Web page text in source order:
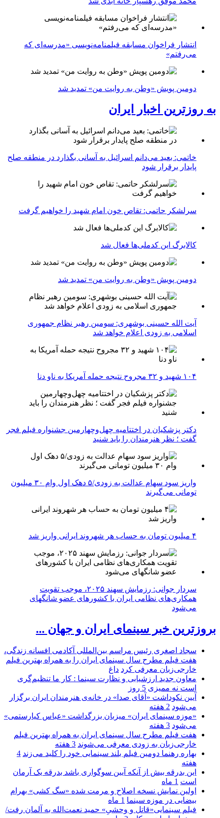
انتشار فراخوان مسابقه فیلمنامه‌نویسی «مدرسه‌ای که
می‌رفتم»
دومین پویش «وطن به روایت من» تمدید شد
به روزترین اخبار ایران
خاتمی: بعید می‌دانم اسرائیل به آسانی بگذارد در منطقه صلح
پایدار برقرار شود
سرلشکر حاتمی: تقاص خون امام شهید را خواهیم گرفت
کالابرگ این کدملی‌ها فعال شد
دومین پویش «وطن به روایت من» تمدید شد
آیت الله حسینی بوشهری: سومین رهبر نظام جمهوری
اسلامی به زودی اعلام خواهد شد
۱۰۴ شهید و ۳۲ مجروح نتیجه حمله آمریکا به ناو دنا
دکتر پزشکیان در اختتامیه چهل‌وچهارمین جشنواره فیلم فجر
گفت ؛ نظر هنرمندان را باید شنید
واریز سود سهام عدالت به زودی/۵ دهک اول وام ۳۰ میلیون
تومانی می‌گیرند
۴ میلیون تومان به حساب هر شهروند ایرانی واریز شد
سردار جوانی: رزمایش سهند ۲۰۲۵، موجب تقویت
همکاری‌های نظامی ایران با کشور‌های عضو شانگهای
می‌شود
بروزترین خبر سینمای ایران و جهان ...
سجاد اصغری رئیس مراسم بین‌المللی آکادمی افسانه زندگی،
هفت فیلم مطرح سال سینمای ایران را به همراه بهترین فیلم
خارجی‌زبان معرفی کرد داغ
معاون جدید ارزشیابی و نظارت سینما : کار ما تنظیم‌گری
است نه ممیزی 5 روز
آیین نکوداشت «آقای صدا» در خانه‌ی هنرمندان ایران برگزار
می‌شود 2 هفته
«موزه سینمای ایران» میزبان بزرگداشت «عباس کیارستمی»
می‌شود 3 هفته
هفت فیلم مطرح سال سینمای ایران به همراه بهترین فیلم
خارجی‌زبان به زودی معرفی می‌شوند 3 هفته
بهاره رهنما دومین فیلم بلند سینمایی خود را کلید می‌زند 4
هفته
این بدرقه بیش از آنکه آیین سوگواری باشد بدرقه یک آرمان
است 1 ماه
اولین نمایش نسخه اصلاح و مرمت شده «سگ کشی» بهرام
بیضایی در موزه سینما 1 ماه
فیلم سینمایی«قاتل و وحشیِ» حمید نعمت‌الله به آلمان رفت/